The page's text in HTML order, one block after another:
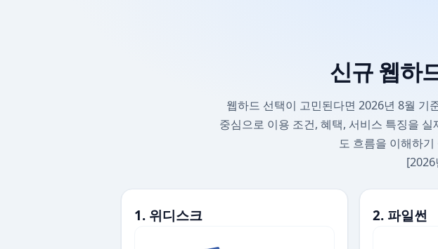
신규 웹하
웹하드 선택이 고민된다면 2026년 8월 기
중심으로 이용 조건, 혜택, 서비스 특징을
도 흐름을 이해하
1. 위디스크 2. 파일썬